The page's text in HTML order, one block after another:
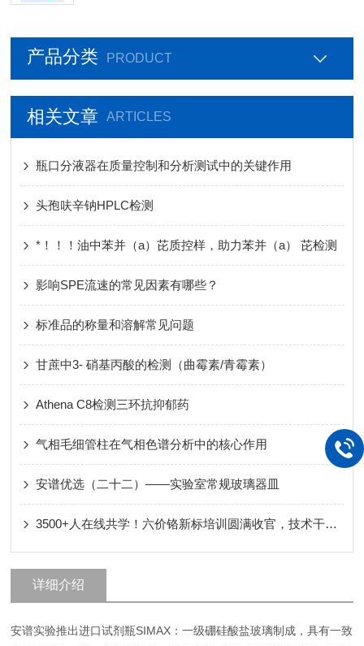
产品分类 PRODUCT
相关文章 ARTICLES
瓶口分液器在质量控制和分析测试中的关键作用
头孢呋辛钠HPLC检测
*！！！油中苯并（a）芘质控样，助力苯并（a） 芘检测
影响SPE流速的常见因素有哪些？
标准品的称量和溶解常见问题
甘蔗中3- 硝基丙酸的检测（曲霉素/青霉素）
Athena C8检测三环抗抑郁药
气相毛细管柱在气相色谱分析中的核心作用
安谱优选（二十二）——实验室常规玻璃器皿
3500+人在线共学！六价铬新标培训圆满收官，技术干货核心要点！
详细介绍
安谱实验推出进口试剂瓶SIMAX：一级硼硅酸盐玻璃制成，具有一致